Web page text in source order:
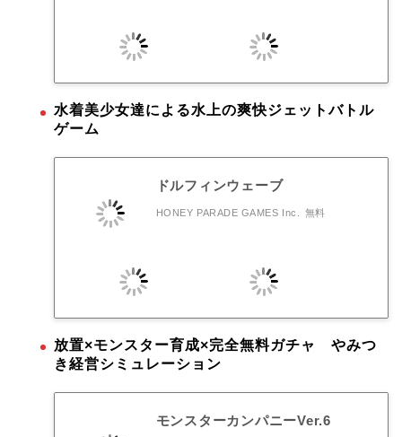
水着美少女達による水上の爽快ジェットバトル
ゲーム
ドルフィンウェーブ
HONEY PARADE GAMES Inc. 無料
放置×モンスター育成×完全無料ガチャ やみつ
き経営シミュレーション
モンスターカンパニーVer.6